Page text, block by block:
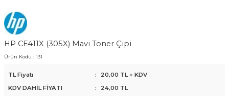
HP CE411X (305X) Mavi Toner Çipi
Ürün Kodu : 131
TL Fiyatı : 20,00 TL + KDV
KDV DAHİL FİYATI
: 24,00 TL